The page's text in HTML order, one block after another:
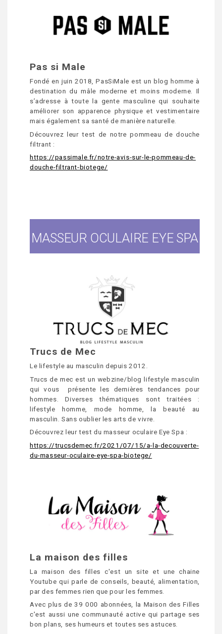
Pas si Male
Fondé en juin 2018, PasSiMale est un blog homme à
destination du mâle moderne et moins moderne. Il
s’adresse à toute la gente masculine qui souhaite
améliorer son apparence physique et vestimentaire
mais également sa santé de manière naturelle.
Découvrez leur test de notre pommeau de douche
filtrant :
https://passimale.fr/notre-avis-sur-le-pommeau-de-
douche-filtrant-biotege/
MASSEUR OCULAIRE EYE SPA
Trucs de Mec
Le lifestyle au masculin depuis 2012.
Trucs de mec est un webzine/blog lifestyle masculin
qui vous présente les dernières tendances pour
hommes. Diverses thématiques sont traitées :
lifestyle homme, mode homme, la beauté au
masculin. Sans oublier les arts de vivre.
Découvrez leur test du masseur oculaire Eye Spa :
https://trucsdemec.fr/2021/07/15/a-la-decouverte-
du-masseur-oculaire-eye-spa-biotege/
La maison des filles
La maison des filles c'est un site et une chaine
Youtube qui parle de conseils, beauté, alimentation,
par des femmes rien que pour les femmes.
Avec plus de 39 000 abonnées, la Maison des Filles
c'est aussi une communauté active qui partage ses
bon plans, ses humeurs et toutes ses astuces.